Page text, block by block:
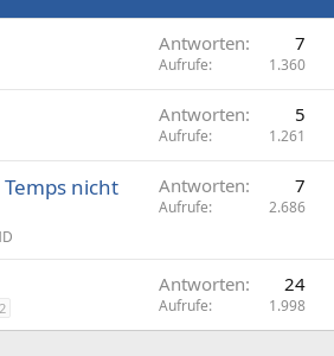
Antworten 7
Aufrufe 1.360
Antworten 5
Aufrufe 1.261
nicht
Antworten 7
Aufrufe 2.686
2
Antworten 24
Aufrufe 1.998